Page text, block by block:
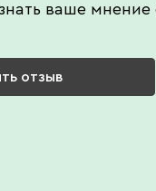
ваше
отзыв